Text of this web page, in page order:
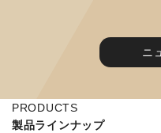
ニ
PRODUCTS
製品ラインナップ